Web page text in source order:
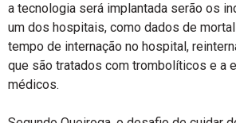
a tecnologia será implantada serão os
um dos hospitais, como dados de
tempo de internação no hospital,
que são tratados com trombolíticos e a
médicos.